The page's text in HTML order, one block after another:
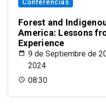
Conferencias
Forest and
America: Lessons
Experience
9 de Septiembre de
2024
08:30